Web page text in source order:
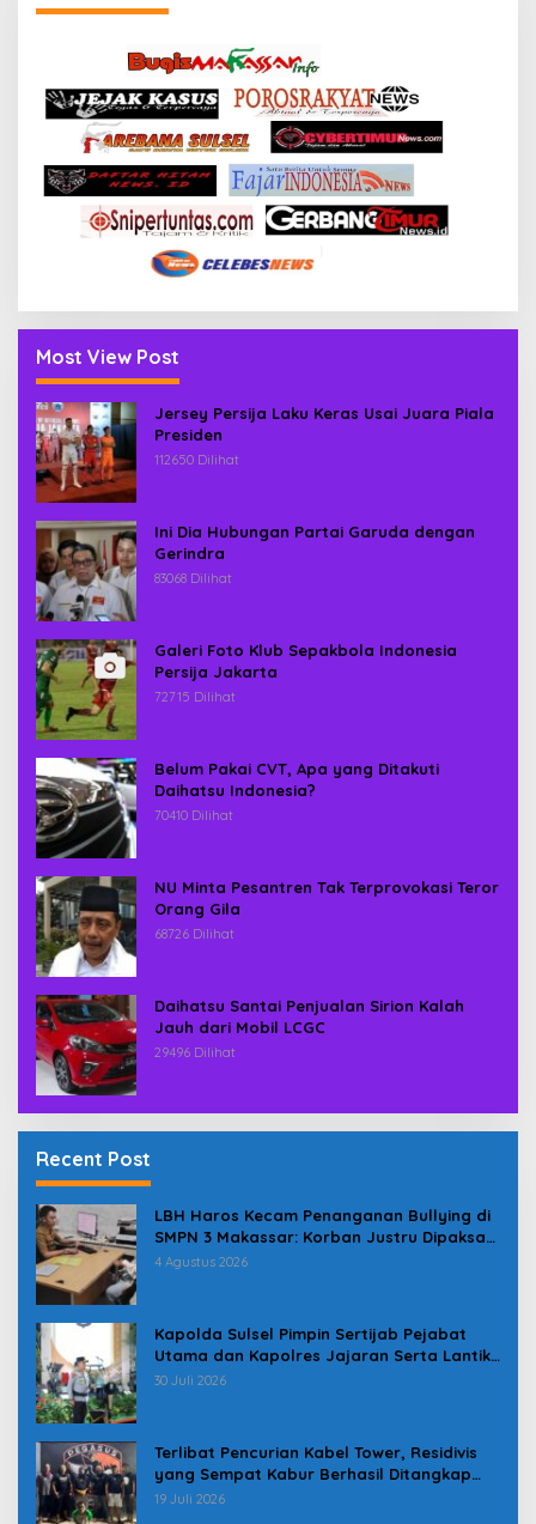
Most View Post
Jersey Persija Laku Keras Usai Juara Piala
Presiden
112650 Dilihat
Ini Dia Hubungan Partai Garuda dengan
Gerindra
83068 Dilihat
Galeri Foto Klub Sepakbola Indonesia
Persija Jakarta
72715 Dilihat
Belum Pakai CVT, Apa yang Ditakuti
Daihatsu Indonesia?
70410 Dilihat
NU Minta Pesantren Tak Terprovokasi Teror
Orang Gila
68726 Dilihat
Daihatsu Santai Penjualan Sirion Kalah
Jauh dari Mobil LCGC
29496 Dilihat
Recent Post
LBH Haros Kecam Penanganan Bullying di
SMPN 3 Makassar: Korban Justru Dipaksa
Pindah
4 Agustus 2026
Kapolda Sulsel Pimpin Sertijab Pejabat
Utama dan Kapolres Jajaran Serta Lantik
Karolog dan Kapolresta Gowa
30 Juli 2026
Terlibat Pencurian Kabel Tower, Residivis
yang Sempat Kabur Berhasil Ditangkap
Tim Gabungan di Jeneponto
19 Juli 2026